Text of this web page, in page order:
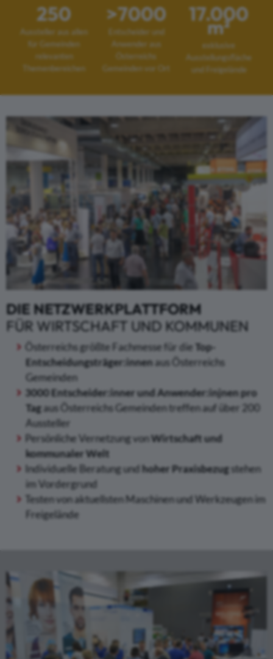
250
Aussteller aus allen
für Gemeinden
relevanten
Themenbereichen
>7000
Entscheider und
Anwender aus
Österreichs
Gemeinden vor Ort
17.000
m²
exklusive
Ausstellungsfläche
und Freigelände
DIE NETZWERKPLATTFORM
FÜR WIRTSCHAFT UND KOMMUNEN
Österreichs größte Fachmesse für die Top-
Entscheidungsträger:innenaus Österreichs
Gemeinden
3000 Entscheider:inner und Anwender:injnen pro
Tagaus Österreichs Gemeinden treffen auf über 200
Aussteller
Persönliche Vernetzung von Wirtschaft und
kommunaler Welt
Individuelle Beratung und hoher Praxisbezugstehen
im Vordergrund
Testen von aktuellsten Maschinen und Werkzeugen im
Freigelände